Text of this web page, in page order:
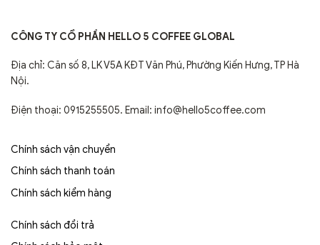
CÔNG TY CỔ PHẦN HELLO 5 COFFEE GLOBAL
Địa chỉ: Căn số 8, LK V5A KĐT Văn Phú, Phường Kiến Hưng, TP Hà
Nội.
Điện thoại: 0915255505. Email: info@hello5coffee.com
Chính sách vận chuyển
Chính sách thanh toán
Chính sách kiểm hàng
Chính sách đổi trả